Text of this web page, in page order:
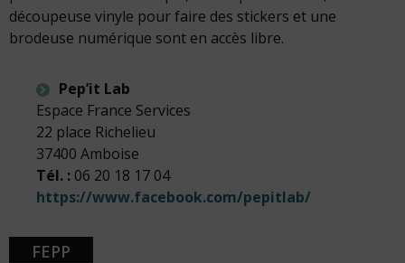
découpeuse vinyle pour faire des stickers et une
brodeuse numérique sont en accès libre.
Pep’it Lab
Espace France Services
22 place Richelieu
37400 Amboise
Tél. : 06 20 18 17 04
https://www.facebook.com/pepitlab/
FEPP